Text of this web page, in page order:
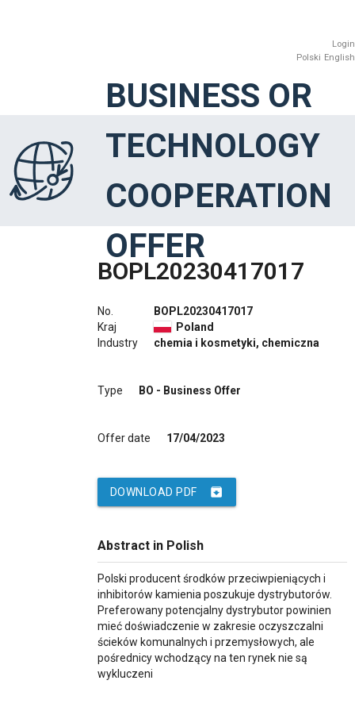
Login
Polski English
BUSINESS OR
TECHNOLOGY
COOPERATION
OFFER
BOPL20230417017
No.
Kraj
Industry
BOPL20230417017
Poland
chemia i kosmetyki, chemiczna
Type BO - Business Offer
Offer date 17/04/2023
archive
DOWNLOAD PDF
Abstract in Polish
Polski producent środków przeciwpieniących i
inhibitorów kamienia poszukuje dystrybutorów.
Preferowany potencjalny dystrybutor powinien
mieć doświadczenie w zakresie oczyszczalni
ścieków komunalnych i przemysłowych, ale
pośrednicy wchodzący na ten rynek nie są
wykluczeni